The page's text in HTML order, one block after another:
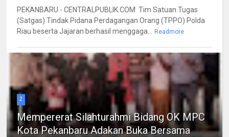
PEKANBARU - CENTRALPUBLIK.COM Tim Satuan Tugas
(Satgas) Tindak Pidana Perdagangan Orang (TPPO) Polda
Riau beserta Jajaran berhasil menggaga...
Readmore
2
Mempererat Silahturahmi Bidang OK MPC
Kota Pekanbaru Adakan Buka Bersama